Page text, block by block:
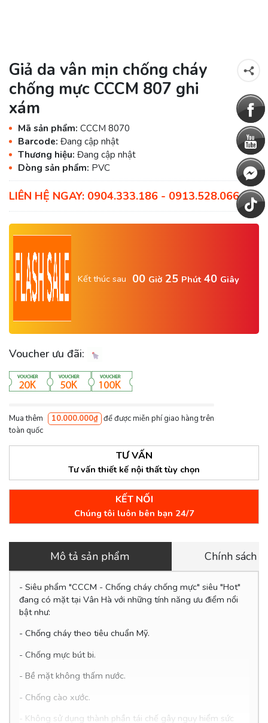
Giả da vân mịn chống cháy
chống mực CCCM 807 ghi
xám
Mã sản phẩm: CCCM 8070
Barcode: Đang cập nhật
Thương hiệu: Đang cập nhật
Dòng sản phẩm: PVC
LIÊN HỆ NGAY: 0904.333.186 - 0913.528.066
Kết thúc sau 00 Giờ 25 Phút 39 Giây
Voucher ưu đãi:
Mua thêm 10.000.000₫ để được miễn phí giao hàng trên
toàn quốc
TƯ VẤN
Tư vấn thiết kế nội thất tùy chọn
KẾT NỐI
Chúng tôi luôn bên bạn 24/7
Mô tả sản phẩm Chính sách
- Siêu phẩm "CCCM - Chống cháy chống mực" siêu "Hot"
đang có mặt tại Vân Hà với những tính năng ưu điểm nổi
bật như:
- Chống cháy theo tiêu chuẩn Mỹ.
- Chống mực bút bi.
- Bề mặt không thấm nước.
- Chống cào xước.
- Không sử dụng thành phần tái chế gây nguy hiểm sức